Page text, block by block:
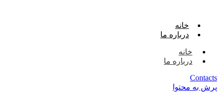
خانه
درباره ما
خانه
درباره ما
Contacts
پرش به محتوا